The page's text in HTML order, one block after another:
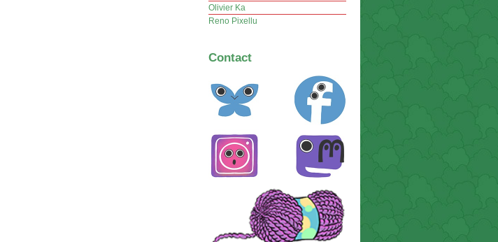
Olivier Ka
Reno Pixellu
Contact